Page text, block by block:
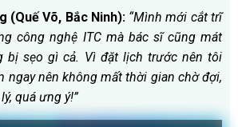
(Quế Võ, Bắc Ninh): “Mình mới cắt trĩ
công nghệ ITC mà bác sĩ cũng mát
bị sẹo gì cả. Vì đặt lịch trước nên tôi
ngay nên không mất thời gian chờ đợi,
quá ưng ý!”